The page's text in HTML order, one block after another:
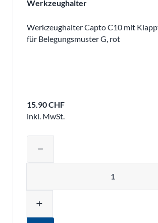
Werkzeughalter
Werkzeughalter Capto C10 mit
für Belegungsmuster G, rot
15.90 CHF
inkl. MwSt.
remove
add